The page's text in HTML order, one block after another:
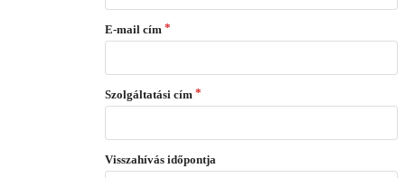
E-mail cím
Szolgáltatási cím
Visszahívás időpontja